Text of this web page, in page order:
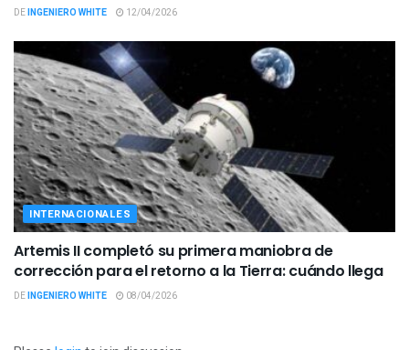
DEINGENIERO WHITE 12/04/2026
INTERNACIONALES
Artemis II completó su primera maniobra de
corrección para el retorno a la Tierra: cuándo llega
DEINGENIERO WHITE 08/04/2026